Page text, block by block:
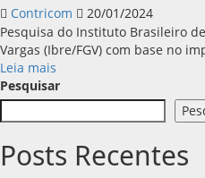
Contricom
20/01/2024
Pesquisa do Instituto Brasileiro
Vargas (Ibre/FGV) com base no
Leia mais
mais
sobre
FGV:
ricos
Pesquisar
Posts Recentes